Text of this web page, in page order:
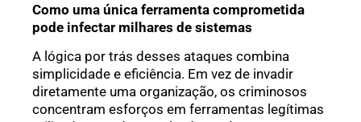
Como uma única ferramenta comprometida
pode infectar milhares de sistemas
A lógica por trás desses ataques combina
simplicidade e eficiência. Em vez de invadir
diretamente uma organização, os criminosos
concentram esforços em ferramentas legítimas